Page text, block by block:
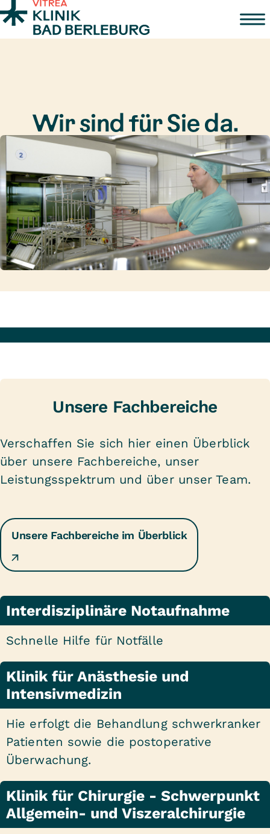
Zum Inhalt springen
Wir sind für Sie da.
Unsere Fachbereiche
Verschaffen Sie sich hier einen Überblick
über unsere Fachbereiche, unser
Leistungsspektrum und über unser Team.
Unsere Fachbereiche im Überblick
Interdisziplinäre Notaufnahme
Schnelle Hilfe für Notfälle
Klinik für Anästhesie und
Intensivmedizin
Hie erfolgt die Behandlung schwerkranker
Patienten sowie die postoperative
Überwachung.
Klinik für Chirurgie - Schwerpunkt
Allgemein- und Viszeralchirurgie